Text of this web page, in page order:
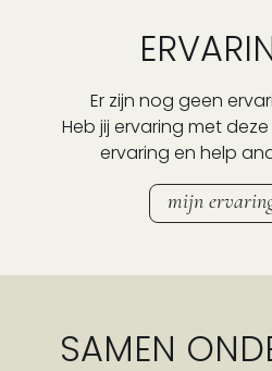
Er zijn nog geen
Heb jij ervaring met
ervaring en help
mijn
SAMEN